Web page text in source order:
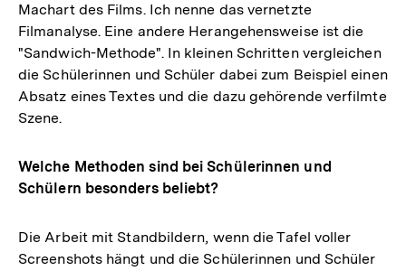
Machart des Films. Ich nenne das vernetzte
Filmanalyse. Eine andere Herangehensweise ist die
"Sandwich-Methode". In kleinen Schritten vergleichen
die Schülerinnen und Schüler dabei zum Beispiel einen
Absatz eines Textes und die dazu gehörende verfilmte
Szene.
Welche Methoden sind bei Schülerinnen und
Schülern besonders beliebt?
Die Arbeit mit Standbildern, wenn die Tafel voller
Screenshots hängt und die Schülerinnen und Schüler